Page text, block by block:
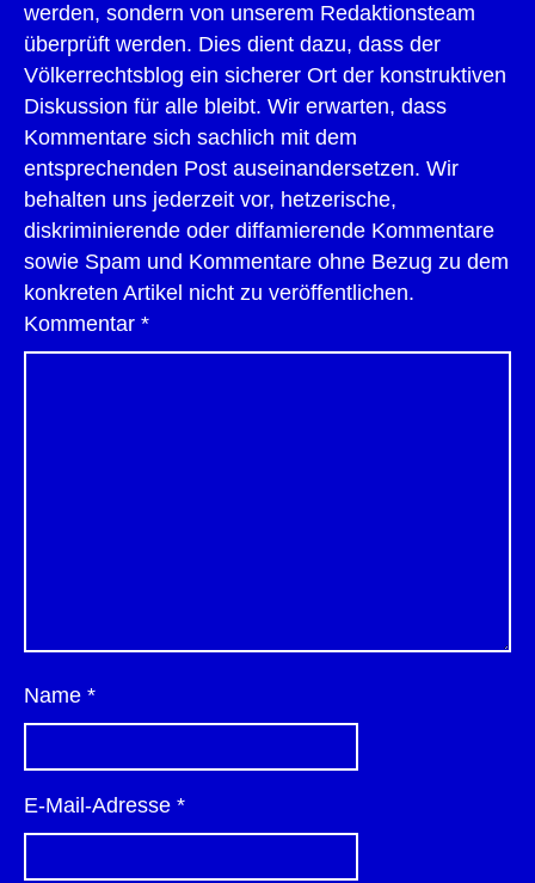
werden, sondern von unserem Redaktionsteam
überprüft werden. Dies dient dazu, dass der
Völkerrechtsblog ein sicherer Ort der konstruktiven
Diskussion für alle bleibt. Wir erwarten, dass
Kommentare sich sachlich mit dem
entsprechenden Post auseinandersetzen. Wir
behalten uns jederzeit vor, hetzerische,
diskriminierende oder diffamierende Kommentare
sowie Spam und Kommentare ohne Bezug zu dem
konkreten Artikel nicht zu veröffentlichen.
Kommentar *
Name *
E-Mail-Adresse *